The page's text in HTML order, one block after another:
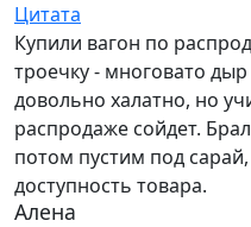
Цитата
Купили вагон по
троечку - многовато
довольно халатно, но
распродаже сойдет.
потом пустим под
доступность товара.
Алена